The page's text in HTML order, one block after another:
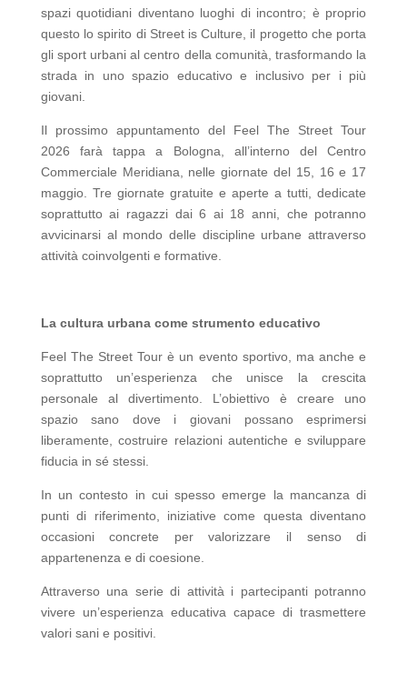
spazi quotidiani diventano luoghi di incontro; è proprio
questo lo spirito di Street is Culture, il progetto che porta
gli sport urbani al centro della comunità, trasformando la
strada in uno spazio educativo e inclusivo per i più
giovani.
Il prossimo appuntamento del Feel The Street Tour
2026 farà tappa a Bologna, all’interno del Centro
Commerciale Meridiana, nelle giornate del 15, 16 e 17
maggio. Tre giornate gratuite e aperte a tutti, dedicate
soprattutto ai ragazzi dai 6 ai 18 anni, che potranno
avvicinarsi al mondo delle discipline urbane attraverso
attività coinvolgenti e formative.
La cultura urbana come strumento educativo
Feel The Street Tour è un evento sportivo, ma anche e
soprattutto un’esperienza che unisce la crescita
personale al divertimento. L’obiettivo è creare uno
spazio sano dove i giovani possano esprimersi
liberamente, costruire relazioni autentiche e sviluppare
fiducia in sé stessi.
In un contesto in cui spesso emerge la mancanza di
punti di riferimento, iniziative come questa diventano
occasioni concrete per valorizzare il senso di
appartenenza e di coesione.
Attraverso una serie di attività i partecipanti potranno
vivere un’esperienza educativa capace di trasmettere
valori sani e positivi.